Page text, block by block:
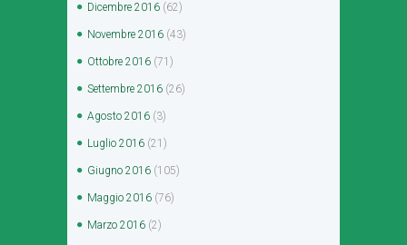
Dicembre 2016 (62)
Novembre 2016 (43)
Ottobre 2016 (71)
Settembre 2016 (26)
Agosto 2016 (3)
Luglio 2016 (21)
Giugno 2016 (105)
Maggio 2016 (76)
Marzo 2016 (2)